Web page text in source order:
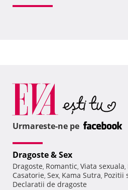
Urmareste-ne pe
Dragoste & Sex
Dragoste, Romantic, Viata sexuala,
Casatorie, Sex, Kama Sutra, Pozitii
Declaratii de dragoste